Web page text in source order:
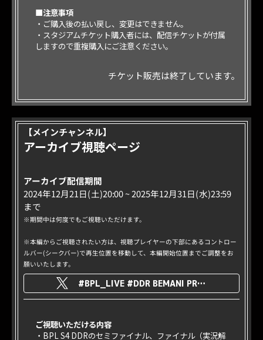
■注意事項
・ご購入後の払い戻し、 変更はできません。
・スタジアムチケット購入者には、配信チケットが付属
しますので重複購入にご注意ください。
チケット販売は終了しています。
【メインチャンネル】
アーカイブ視聴ページ
アーカイブ配信期間
2024年12月21日(土)20:00 ~ 2025年12月31日(水)23:59
まで
※期間中は何度でもご視聴いただけます。
※本編からご視聴されたい方は、視聴プレイヤーの下部にあるコントロー
ルバー(シークバー)で再生位置を移動して、本編開始位置までご調整をお
願いいたします。
#BPL_LIVE #DDR BEMANI PRO LEAGUE -SEASON 4- DanceDanceRevolution FINALS
ご視聴いただける内容
・BPL S4 DDRのセミファイナル、ファイナル（実況解